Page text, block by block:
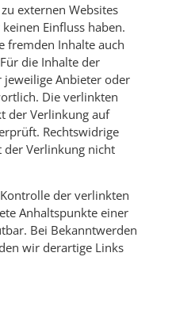
externen Websites
Einfluss haben.
fremden Inhalte auch
die Inhalte der
Anbieter oder
Die verlinkten
der Verlinkung auf
Rechtswidrige
Verlinkung nicht
der verlinkten
Anhaltspunkte einer
Bei Bekanntwerden
wir derartige Links